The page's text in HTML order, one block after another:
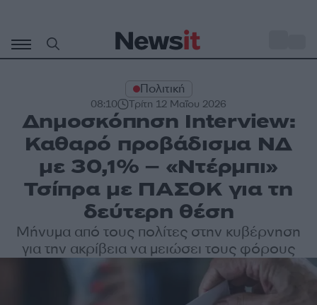
περιεχόμενο
Πολιτική
08:10 Τρίτη 12 Μαΐου 2026
Δημοσκόπηση Interview:
Καθαρό προβάδισμα ΝΔ
με 30,1% – «Ντέρμπι»
Τσίπρα με ΠΑΣΟΚ για τη
δεύτερη θέση
Μήνυμα από τους πολίτες στην κυβέρνηση
για την ακρίβεια να μειώσει τους φόρους